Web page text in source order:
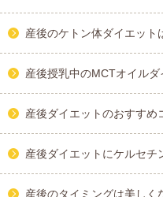
産後のケトン体ダイエット
産後授乳中のMCTオイル
産後ダイエットのおすすめ
産後ダイエットにケルセチ
産後のタイミングは美しく